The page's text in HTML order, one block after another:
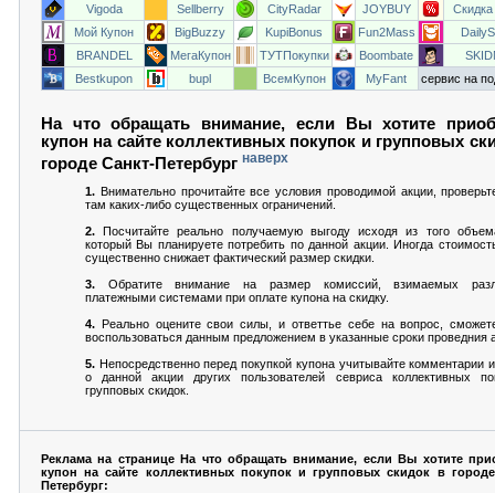
Vigoda
Sellberry CityRadar JOYBUY
Мой Купон
BigBuzzy KupiBonus Fun2Mass
BRANDEL
МегаКупон ТУТПокупки Boombate
Bestkupon
bupl ВсемКупон MyFant сервис на
На что обращать внимание, если Вы хотите
купон на сайте коллективных покупок и групповых
городе Санкт-Петербург наверх
1. Внимательно прочитайте все условия проводимой акции,
там каких-либо существенных ограничений.
2. Посчитайте реально получаемую выгоду исходя из того
который Вы планируете потребить по данной акции. Иногда
существенно снижает фактический размер скидки.
3. Обратите внимание на размер комиссий, взимаемых
платежными системами при оплате купона на скидку.
4. Реально оцените свои силы, и ответтье себе на вопрос,
воспользоваться данным предложением в указанные сроки проведния
5. Непосредственно перед покупкой купона учитывайте комментарии
о данной акции других пользователей севриса коллективных
групповых скидок.
Реклама на странице На что обращать внимание, если Вы хотите
купон на сайте коллективных покупок и групповых скидок в
Петербург: